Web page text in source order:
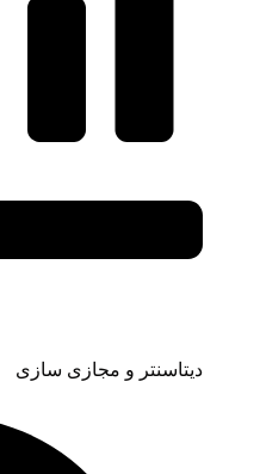
دیتاسنتر و مجازی سازی